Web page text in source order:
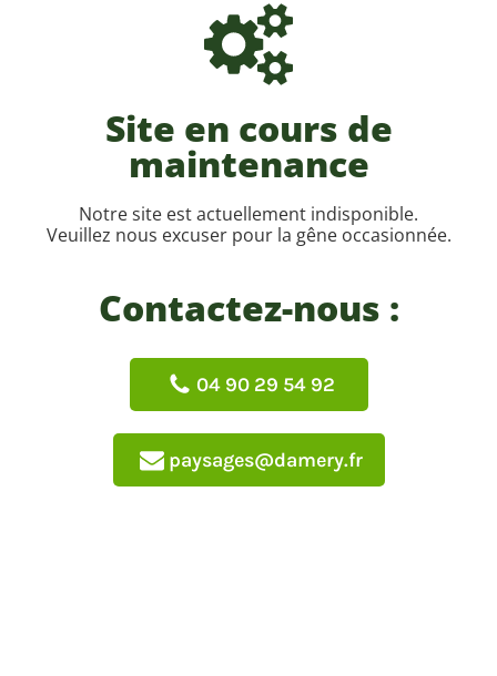
Site en cours de
maintenance
Notre site est actuellement indisponible.
Veuillez nous excuser pour la gêne occasionnée.
Contactez-nous :
04 90 29 54 92
paysages@damery.fr